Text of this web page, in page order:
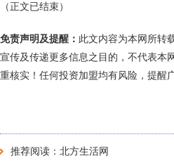
（正文已结束）
免责声明及提醒： 此文内容为本网所转
宣传及传递更多信息之目的，不代表本
重核实！任何投资加盟均有风险，提醒
推荐阅读： 北方生活网